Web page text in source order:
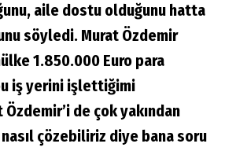
aile dostu olduğunu hatta
söyledi. Murat Özdemir
1.850.000 Euro para
iş yerini işlettiğimi
de çok yakından
nasıl çözebiliriz diye bana soru